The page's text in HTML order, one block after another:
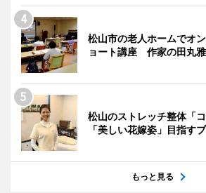
松山市の老人ホームでオ
ョート講座 作家の田丸雅
松山のストレッチ整体「
「美しい花嫁姿」目指す
もっと見る